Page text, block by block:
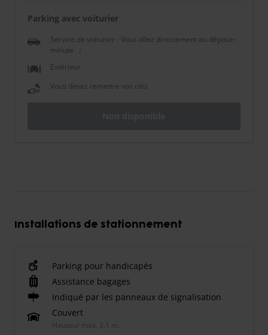
Parking avec voiturier
Service de voiturier - Vous allez directement au dépose-
minute
Extérieur
Vous devez remettre vos clés
Installations de stationnement
Parking pour handicapés
Assistance bagages
Indiqué par les panneaux de signalisation
Couvert
Hauteur max. 2.1 m.